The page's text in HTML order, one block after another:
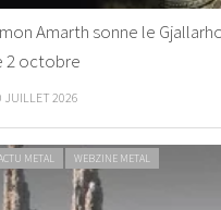
Amarth sonne le
2 octobre
JUILLET 2026
METAL WEBZINE METAL